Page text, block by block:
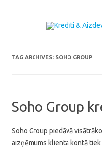
TAG ARCHIVES: SOHO GROUP
Soho Group
Soho Group piedāvā
aizņēmums klienta kontā